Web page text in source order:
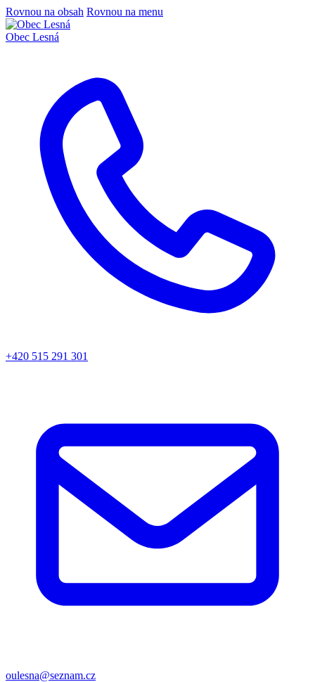
Rovnou na obsah Rovnou na menu
Obec Lesná
+420 515 291 301
oulesna@seznam.cz